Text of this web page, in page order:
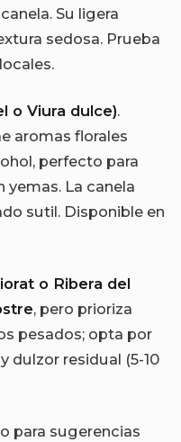
Su ligera
sedosa. Prueba
o Viura dulce).
aromas florales
perfecto para
yemas. La canela
sutil. Disponible en
o Ribera del
, pero prioriza
pesados; opta por
dulzor residual (5-10
para sugerencias